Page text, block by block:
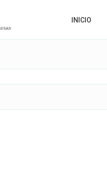
INICIO